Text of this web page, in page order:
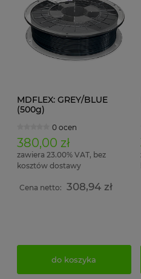
MDFLEX: GREY/BLUE
(500g)
0 ocen
380,00 zł
zawiera 23.00% VAT, bez
kosztów dostawy
Cena netto: 308,94 zł
do koszyka